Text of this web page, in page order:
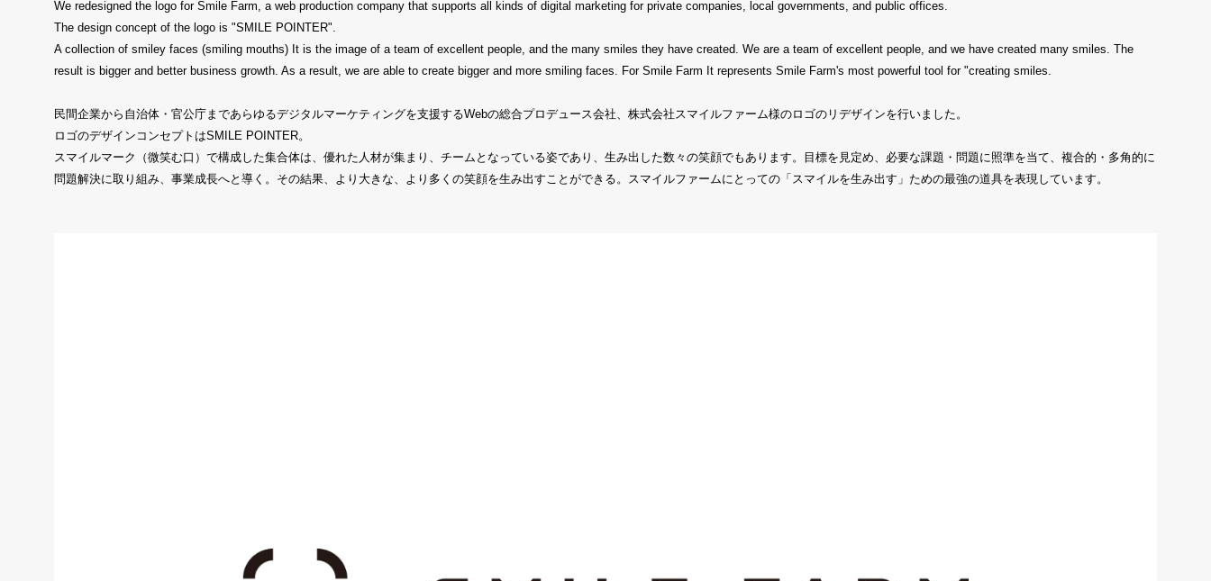
We redesigned the logo for Smile Farm, a web production company that supports all kinds of digital marketing for private companies, local governments, and public offices.
The design concept of the logo is "SMILE POINTER".
A collection of smiley faces (smiling mouths) It is the image of a team of excellent people, and the many smiles they have created. We are a team of excellent people, and we have created many smiles. The
result is bigger and better business growth. As a result, we are able to create bigger and more smiling faces. For Smile Farm It represents Smile Farm's most powerful tool for "creating smiles.
民間企業から自治体・官公庁まであらゆるデジタルマーケティングを支援するWebの総合プロデュース会社、株式会社スマイルファーム様のロゴのリデザインを行いました。
ロゴのデザインコンセプトはSMILE POINTER。
スマイルマーク（微笑む口）で構成した集合体は、優れた人材が集まり、チームとなっている姿であり、生み出した数々の笑顔でもあります。目標を見定め、必要な課題・問題に照準を当て、複合的・多角的に
問題解決に取り組み、事業成長へと導く。その結果、より大きな、より多くの笑顔を生み出すことができる。スマイルファームにとっての「スマイルを生み出す」ための最強の道具を表現しています。